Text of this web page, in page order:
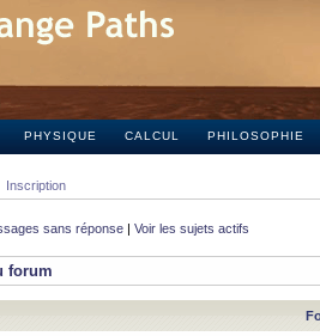
PHYSIQUE CALCUL PHILOSOPHIE
Inscription
sans réponse | Voir les sujets actifs
forum